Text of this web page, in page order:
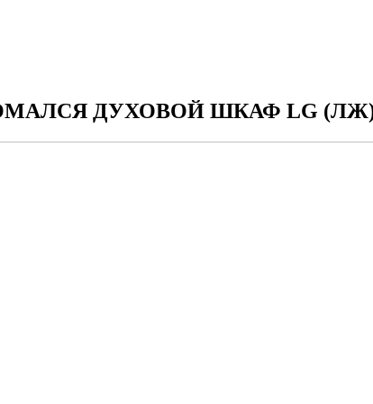
ДУХОВОЙ ШКАФ LG